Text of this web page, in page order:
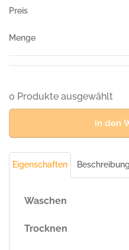
0 Produkte ausgewählt
in den
Eigenschaften Beschreibung
Waschen
Trocknen